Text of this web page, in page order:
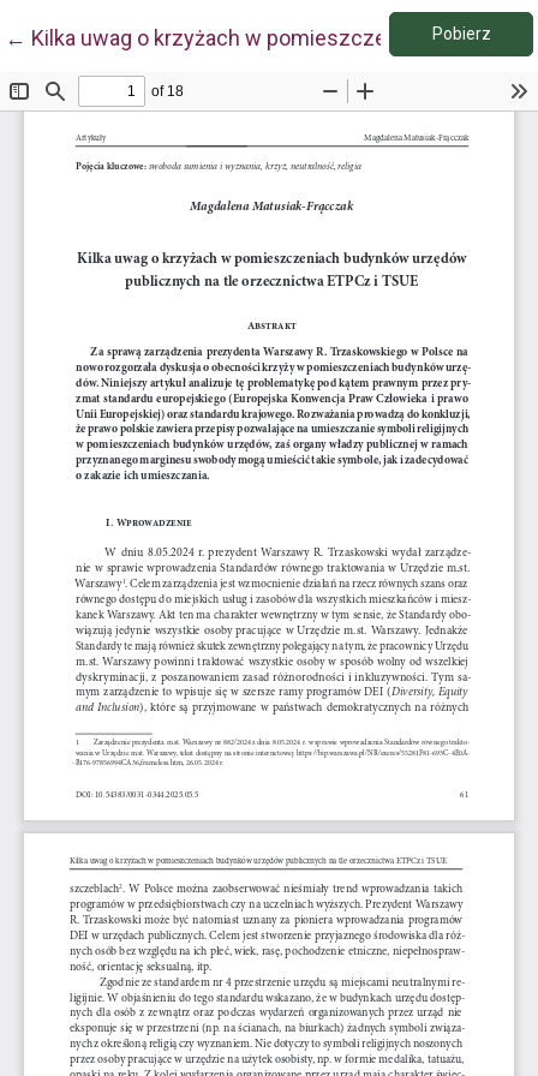
← Wróć do szczegółów artykułu
Kilka uwag o krzyżach w pomieszczeniachPobierz